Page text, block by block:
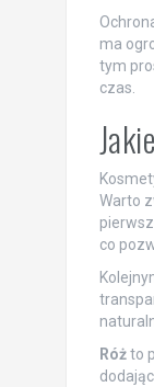
ma
tym
czas.
Warto
co
Różto